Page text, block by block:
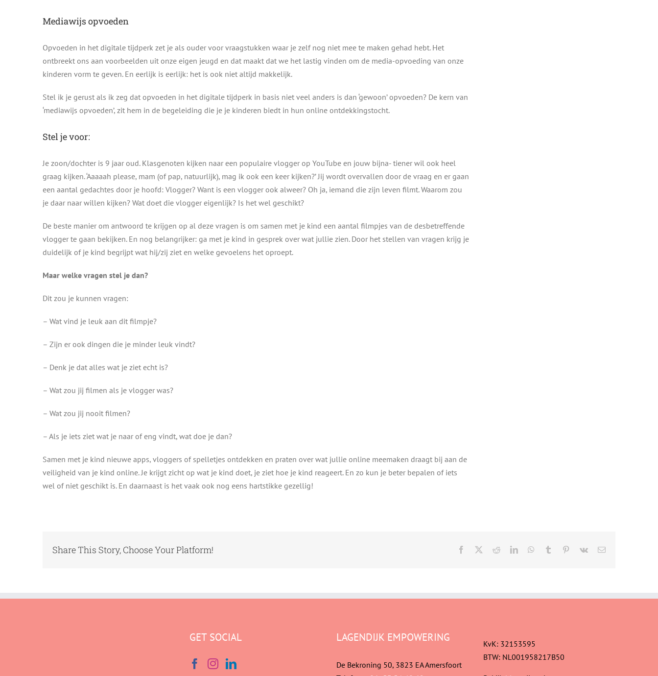
Mediawijs opvoeden
Opvoeden in het digitale tijdperk zet je als ouder voor vraagstukken waar je zelf nog niet mee te maken gehad hebt. Het
ontbreekt ons aan voorbeelden uit onze eigen jeugd en dat maakt dat we het lastig vinden om de media-opvoeding van onze
kinderen vorm te geven. En eerlijk is eerlijk: het is ook niet altijd makkelijk.
Stel ik je gerust als ik zeg dat opvoeden in het digitale tijdperk in basis niet veel anders is dan ‘gewoon’ opvoeden? De kern van
‘mediawijs opvoeden’, zit hem in de begeleiding die je je kinderen biedt in hun online ontdekkingstocht.
Stel je voor:
Je zoon/dochter is 9 jaar oud. Klasgenoten kijken naar een populaire vlogger op YouTube en jouw bijna- tiener wil ook heel
graag kijken. ‘Aaaaah please, mam (of pap, natuurlijk), mag ik ook een keer kijken?’ Jij wordt overvallen door de vraag en er gaan
een aantal gedachtes door je hoofd: Vlogger? Want is een vlogger ook alweer? Oh ja, iemand die zijn leven filmt. Waarom zou
je daar naar willen kijken? Wat doet die vlogger eigenlijk? Is het wel geschikt?
De beste manier om antwoord te krijgen op al deze vragen is om samen met je kind een aantal filmpjes van de desbetreffende
vlogger te gaan bekijken. En nog belangrijker: ga met je kind in gesprek over wat jullie zien. Door het stellen van vragen krijg je
duidelijk of je kind begrijpt wat hij/zij ziet en welke gevoelens het oproept.
Maar welke vragen stel je dan?
Dit zou je kunnen vragen:
– Wat vind je leuk aan dit filmpje?
– Zijn er ook dingen die je minder leuk vindt?
– Denk je dat alles wat je ziet echt is?
– Wat zou jij filmen als je vlogger was?
– Wat zou jij nooit filmen?
– Als je iets ziet wat je naar of eng vindt, wat doe je dan?
Samen met je kind nieuwe apps, vloggers of spelletjes ontdekken en praten over wat jullie online meemaken draagt bij aan de
veiligheid van je kind online. Je krijgt zicht op wat je kind doet, je ziet hoe je kind reageert. En zo kun je beter bepalen of iets
wel of niet geschikt is. En daarnaast is het vaak ook nog eens hartstikke gezellig!
Share This Story, Choose Your Platform! Facebook RedditLinkedInWhatsApp
Tumblr Pinterest
Vk
E-
GET SOCIAL LAGENDIJK EMPOWERING
De Bekroning 50, 3823 EA Amersfoort
KvK: 32153595
BTW: NL001958217B50